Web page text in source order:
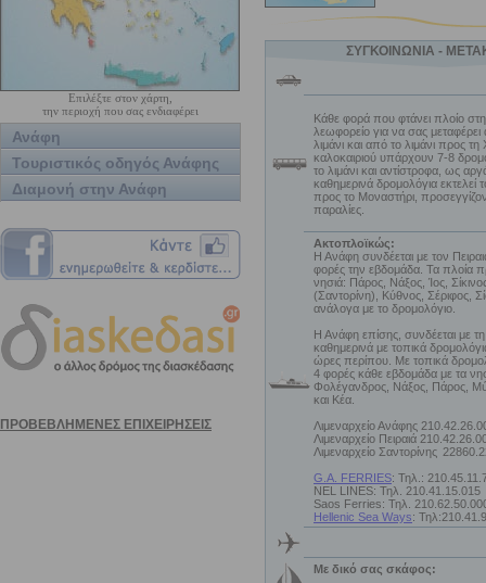
Επιλέξτε στον χάρτη,
την περιοχή που σας ενδιαφέρει
Ανάφη
Τουριστικός οδηγός Ανάφης
Διαμονή στην Ανάφη
ΣΥΓΚΟΙΝΩΝΙΑ -
Κάθε φορά που φτάνει πλοίο
λεωφορείο για να σας
λιμάνι και από το λιμάνι προς
καλοκαιριού υπάρχουν 7-8
το λιμάνι και αντίστροφα, ως
καθημερινά δρομολόγια
προς το Μοναστήρι,
παραλίες.
Ακτοπλοϊκώς:
Η Ανάφη συνδέεται με τον
φορές την εβδομάδα. Τα πλοία
νησιά: Πάρος, Νάξος, Ίος,
(Σαντορίνη), Κύθνος, Σέριφος,
ανάλογα με το δρομολόγιο.
Η Ανάφη επίσης, συνδέεται με
καθημερινά με τοπικά
ώρες περίπου. Με τοπικά
4 φορές κάθε εβδομάδα με τα
Φολέγανδρος, Νάξος, Πάρος,
και Κέα.
Λιμεναρχείο Ανάφης
Λιμεναρχείο Πειραιά
Λιμεναρχείο Σαντορίνης
G.A. FERRIES: Τηλ.:
NEL LINES: Τηλ. 210.41.15.015
Saos Ferries: Τηλ.
Hellenic Sea Ways:
Με δικό σας σκάφος: